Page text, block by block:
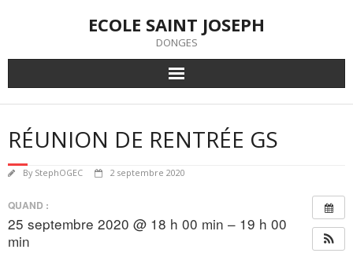
ECOLE SAINT JOSEPH
DONGES
RÉUNION DE RENTRÉE GS
By StephOGEC 2 septembre 2020
QUAND :
25 septembre 2020 @ 18 h 00 min – 19 h 00
min